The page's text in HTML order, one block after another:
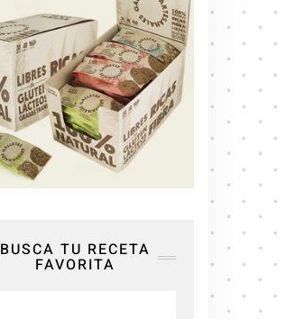
BUSCA TU RECETA
FAVORITA